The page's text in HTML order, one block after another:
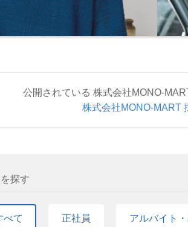
公開されている 株式会社MONO-
株式会社MONO-MART
探す
べて 正社員 アルバイト